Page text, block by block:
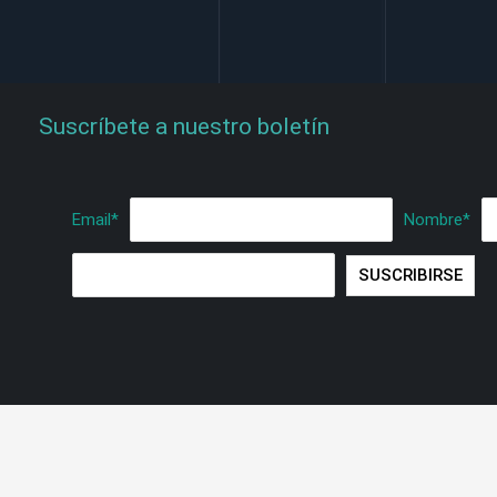
Suscríbete a nuestro boletín
Email* Nombre*